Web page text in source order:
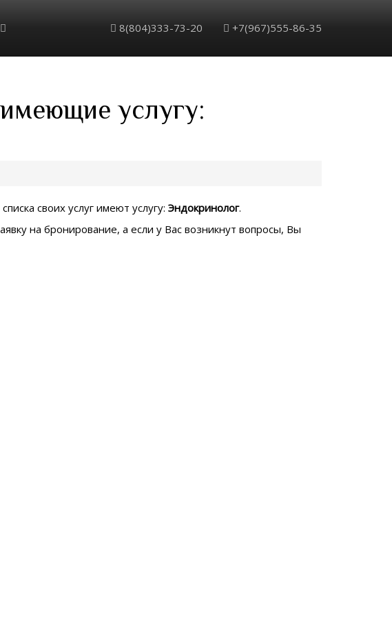
8(804)333-73-20 +7(967)555-86-35
услугу:
своих услуг имеют услугу: Эндокринолог.
на бронирование, а если у Вас возникнут вопросы, Вы